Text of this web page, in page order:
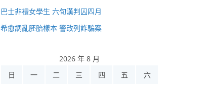
巴士非禮女學生 六旬漢判囚四月
希愈調亂胚胎樣本 警改列詐騙案
2026 年 8 月
日
一 二 三 四 五 六